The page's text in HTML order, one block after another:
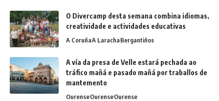
O Divercamp desta semana combina idiomas,
creatividade e actividades educativas
A CoruñaA LarachaBergantiños
A vía da presa de Velle estará pechada ao
tráfico mañá e pasado mañá por traballos de
mantemento
OurenseOurenseOurense